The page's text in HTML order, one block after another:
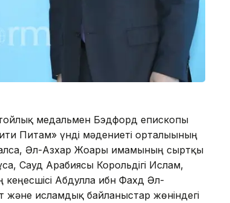
медальмен Бэдфорд епископы
Питам» үнді мәдениеті орталығының
Әл-Азхар Жоғарғы имамының сыртқы
Сауд Арабиясы Корольдігі Ислам,
кеңесшісі Абдулла ибн Фахд Әл-
исламдық байланыстар жөніндегі